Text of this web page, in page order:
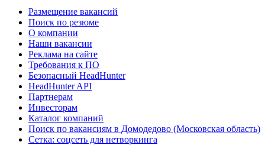
Размещение вакансий
Поиск по резюме
О компании
Наши вакансии
Реклама на сайте
Требования к ПО
Безопасный HeadHunter
HeadHunter API
Партнерам
Инвесторам
Каталог компаний
Поиск по вакансиям в Домодедово (Московская область)
Сетка: соцсеть для нетворкинга